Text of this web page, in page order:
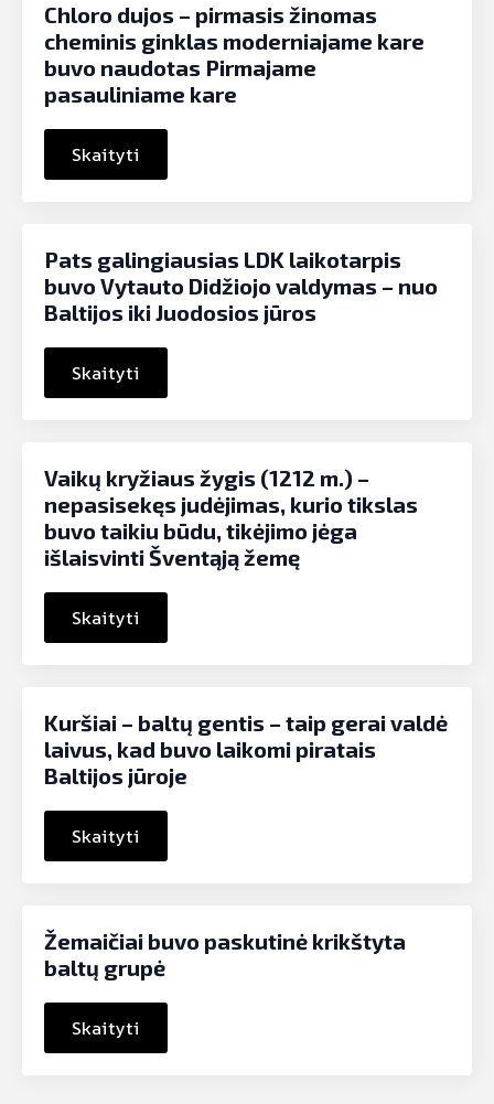
Chloro dujos – pirmasis žinomas
cheminis ginklas moderniajame kare
buvo naudotas Pirmajame
pasauliniame kare
Skaityti
Pats galingiausias LDK laikotarpis
buvo Vytauto Didžiojo valdymas – nuo
Baltijos iki Juodosios jūros
Skaityti
Vaikų kryžiaus žygis (1212 m.) –
nepasisekęs judėjimas, kurio tikslas
buvo taikiu būdu, tikėjimo jėga
išlaisvinti Šventąją žemę
Skaityti
Kuršiai – baltų gentis – taip gerai valdė
laivus, kad buvo laikomi piratais
Baltijos jūroje
Skaityti
Žemaičiai buvo paskutinė krikštyta
baltų grupė
Skaityti